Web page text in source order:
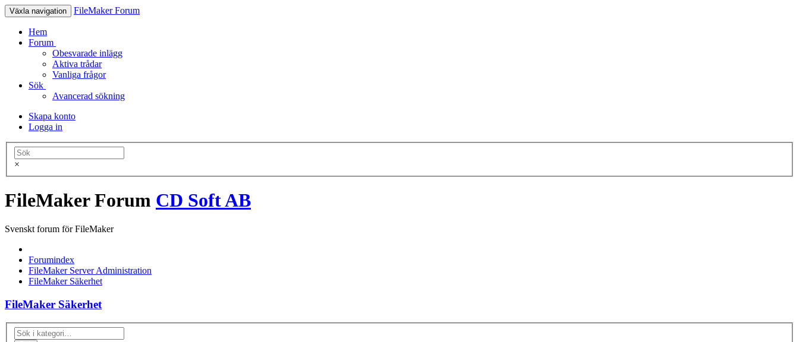
Växla navigation FileMaker Forum
Hem
Forum
Obesvarade inlägg
Aktiva trådar
Vanliga frågor
Sök
Avancerad sökning
Skapa konto
Logga in
×
FileMaker Forum CD Soft AB
Svenskt forum för FileMaker
Forumindex
FileMaker Server Administration
FileMaker Säkerhet
FileMaker Säkerhet